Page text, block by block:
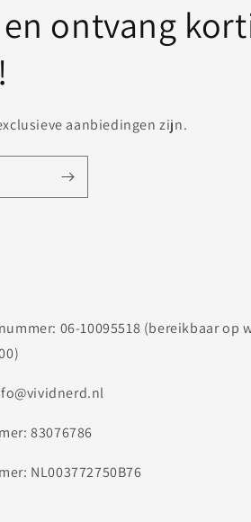
ontvang
aanbiedingen zijn.
06-10095518 (bereikbaar op
83076786
NL003772750B76